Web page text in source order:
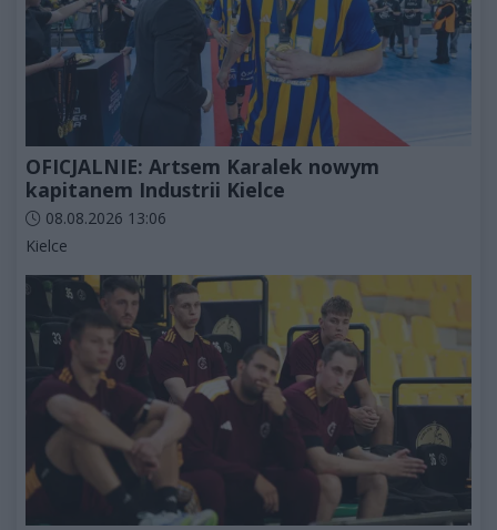
OFICJALNIE: Artsem Karalek nowym
kapitanem Industrii Kielce
Data dodania artykułu:
08.08.2026 13:06
Kategorie artykułu:
Kielce